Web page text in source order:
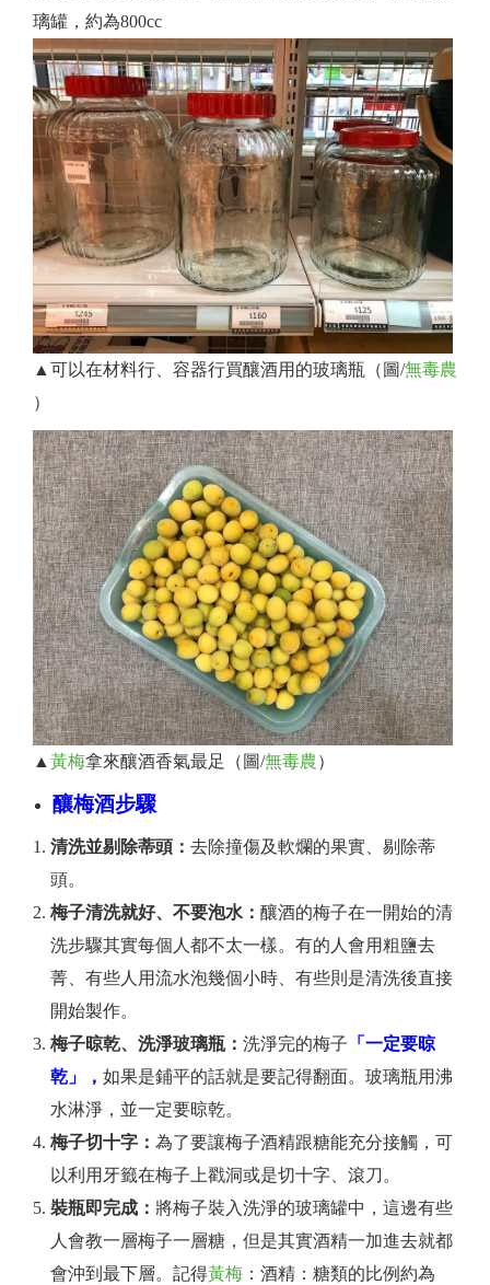
璃罐，約為800cc
▲可以在材料行、容器行買釀酒用的玻璃瓶（圖/無毒農
）
▲ 黃梅拿來釀酒香氣最足（圖/無毒農）
釀梅酒步驟
清洗並剔除蒂頭： 去除撞傷及軟爛的果實、剔除蒂
頭。
梅子清洗就好、不要泡水： 釀酒的梅子在一開始的清
洗步驟其實每個人都不太一樣。有的人會用粗鹽去
菁、有些人用流水泡幾個小時、有些則是清洗後直接
開始製作。
梅子晾乾、洗淨玻璃瓶： 洗淨完的梅子 「一定要晾
乾」， 如果是鋪平的話就是要記得翻面。玻璃瓶用沸
水淋淨，並一定要晾乾。
梅子切十字： 為了要讓梅子酒精跟糖能充分接觸，可
以利用牙籤在梅子上戳洞或是切十字、滾刀。
裝瓶即完成： 將梅子裝入洗淨的玻璃罐中，這邊有些
人會教一層梅子一層糖，但是其實酒精一加進去就都
會沖到最下層。記得黃梅 ：酒精：糖類的比例約為